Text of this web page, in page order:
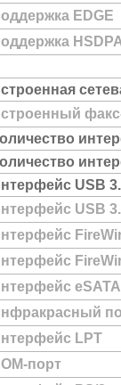
EDGE
USB
USB
eSATA
LPT
порт